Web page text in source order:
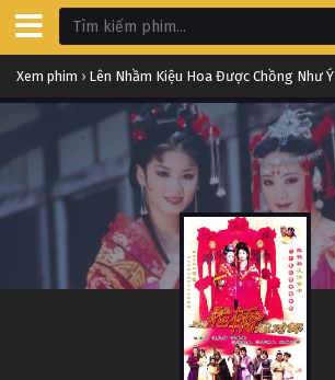
Xem phim › Lên Nhầm Kiệu Hoa Được Chồng Như Ý